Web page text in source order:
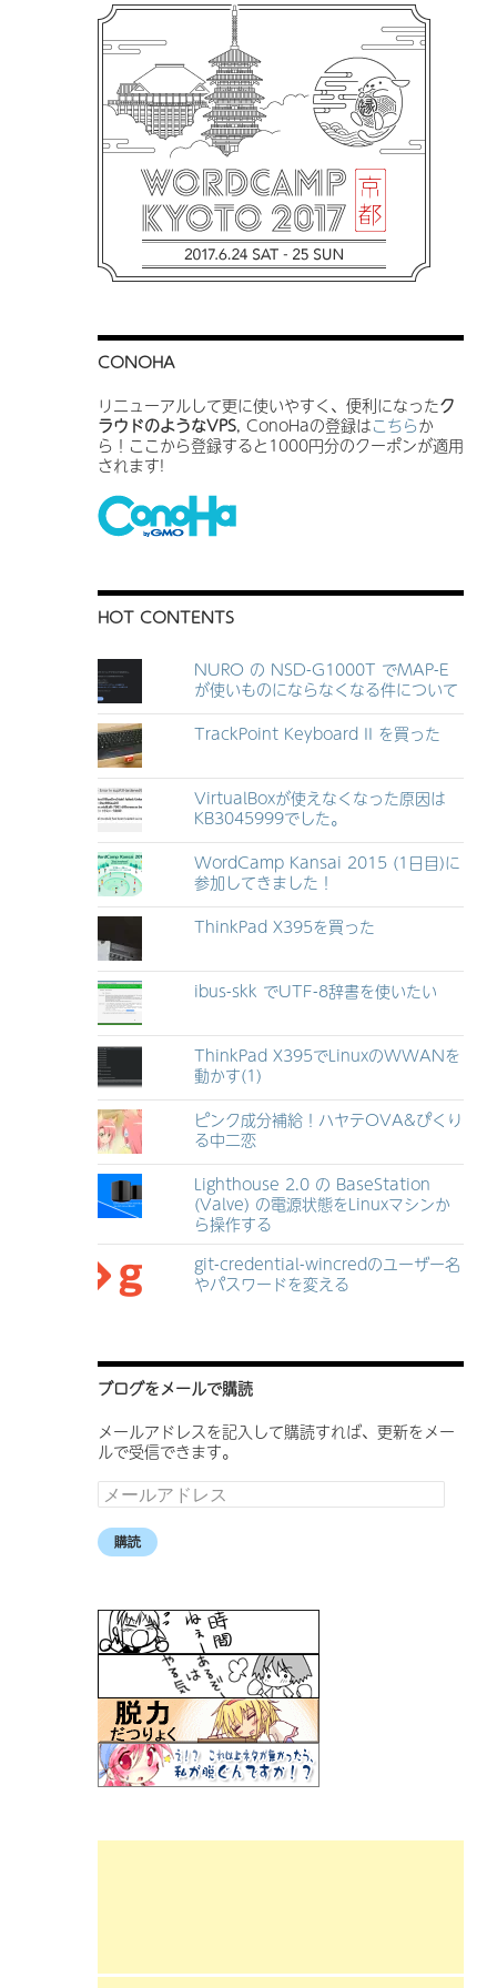
CONOHA
リニューアルして更に使いやすく、便利になったク
ラウドのようなVPS, ConoHaの登録はこちらか
ら！ここから登録すると1000円分のクーポンが適用
されます!
HOT CONTENTS
NURO の NSD-G1000T でMAP-E
が使いものにならなくなる件について
TrackPoint Keyboard II を買った
VirtualBoxが使えなくなった原因は
KB3045999でした。
WordCamp Kansai 2015 (1日目)に
参加してきました！
ThinkPad X395を買った
ibus-skk でUTF-8辞書を使いたい
ThinkPad X395でLinuxのWWANを
動かす(1)
ピンク成分補給！ハヤテOVA&ぴくり
る中二恋
Lighthouse 2.0 の BaseStation
(Valve) の電源状態をLinuxマシンか
ら操作する
git-credential-wincredのユーザー名
やパスワードを変える
ブログをメールで購読
メールアドレスを記入して購読すれば、更新をメー
ルで受信できます。
メ
ー
ル
ア
ス
購読